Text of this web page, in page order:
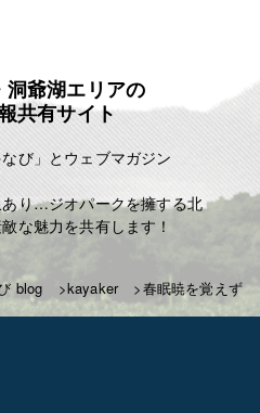
爺湖エリアの
共有サイト
び」とウェブマガジン
り…ジオパークを擁する北
な魅力を共有します！
blog kayaker 春眠暁を覚えず